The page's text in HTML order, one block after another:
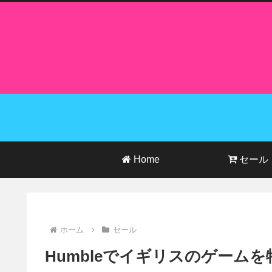
Home セール
ホーム セール
Humbleでイギリスのゲーム